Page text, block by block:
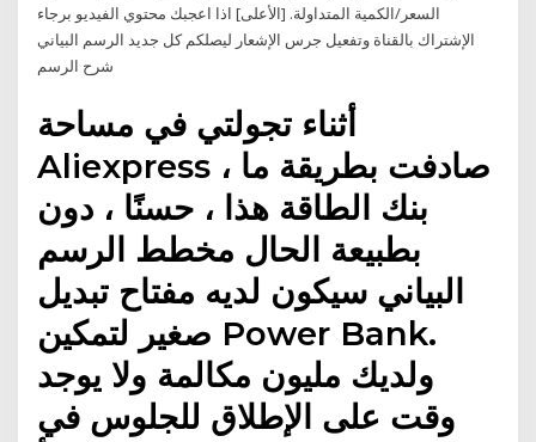
السعر/الكمية المتداولة. [الأعلى] اذا اعجبك محتوي الفيديو برجاء
الإشتراك بالقناة وتفعيل جرس الإشعار ليصلكم كل جديد الرسم البياني
شرح الرسم
أثناء تجولتي في مساحة
Aliexpress ، صادفت بطريقة ما
بنك الطاقة هذا ، حسنًا ، دون
بطبيعة الحال مخطط الرسم
البياني سيكون لديه مفتاح تبديل
صغير لتمكين Power Bank.
ولديك مليون مكالمة ولا يوجد
وقت على الإطلاق للجلوس في